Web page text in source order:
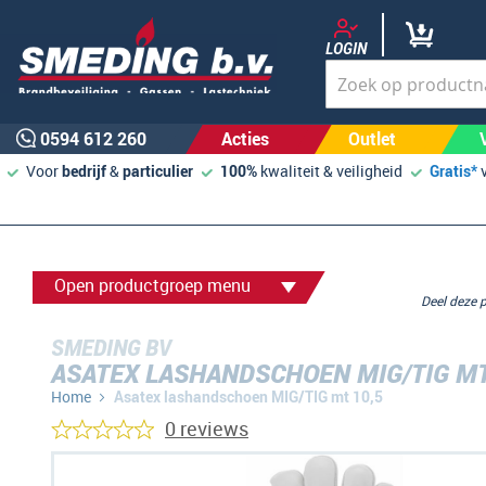
LOGIN
0594 612 260 Acties Outlet
Voorbedrijf&particulier 100% kwaliteit & veiligheid Gratis*
Open productgroep menu
SMEDING BV
ASATEX LASHANDSCHOEN MIG/TIG
Home Asatex lashandschoen MIG/TIG mt 10,5
Deel
0 reviews
Ga